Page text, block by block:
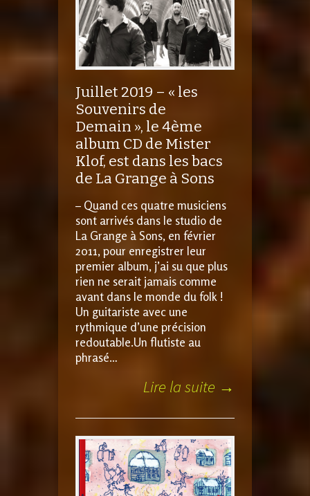
Juillet 2019 – « les
Souvenirs de
Demain », le 4ème
album CD de Mister
Klof, est dans les bacs
de La Grange à Sons
– Quand ces quatre musiciens
sont arrivés dans le studio de
La Grange à Sons, en février
2011, pour enregistrer leur
premier album, j’ai su que plus
rien ne serait jamais comme
avant dans le monde du folk !
Un guitariste avec une
rythmique d’une précision
redoutable.Un flutiste au
phrasé…
Lire la suite →